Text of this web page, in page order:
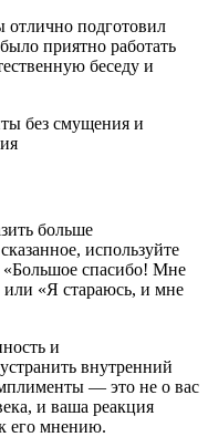
отлично подготовил
приятно работать
беседу и
больше
используйте
спасибо! Мне
или «Я стараюсь, и мне
и
внутренний
— это не о вас
и ваша реакция
его мнению.